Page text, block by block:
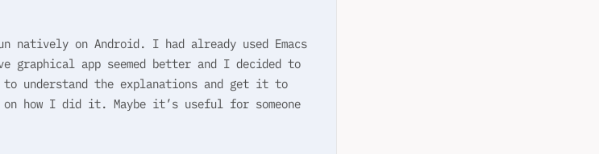
natively on Android. I had already used Emacs
graphical app seemed better and I decided to
the explanations and get it to
how I did it. Maybe it’s useful for someone